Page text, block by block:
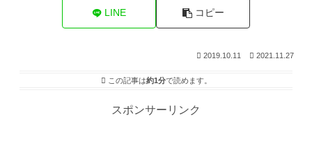
LINE コピー
2019.10.11 2021.11.27
この記事は約1分で読めます。
スポンサーリンク